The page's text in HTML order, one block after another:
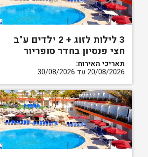
3 לילות לזוג + 2 ילדים ע"ב
חצי פנסיון בחדר סופריור
תאריכי האירוח:
20/08/2026 עד 30/08/2026